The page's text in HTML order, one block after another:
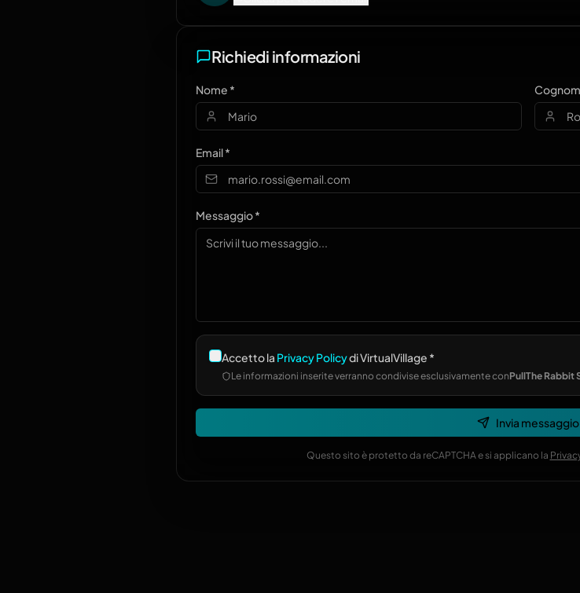
Richiedi informazioni
Nome *
Email *
Messaggio *
Accetto la Privacy Policydi VirtualVillage *
Le informazioni inserite verranno condivise esclusivamente conPullThe Rabbit
Invia messaggio
Questo sito è protetto da reCAPTCHA e si applicano la